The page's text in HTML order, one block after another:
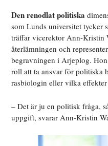
Den renodlat politiska
som Lunds universitet tycker
träffar vicerektor Ann-Kristin
återlämningen och
begravningen i Arjeplog.
roll att ta ansvar för politiska
rasbiologin eller vilka
– Det är ju en politisk fråga,
uppgift, svarar Ann-Kristin